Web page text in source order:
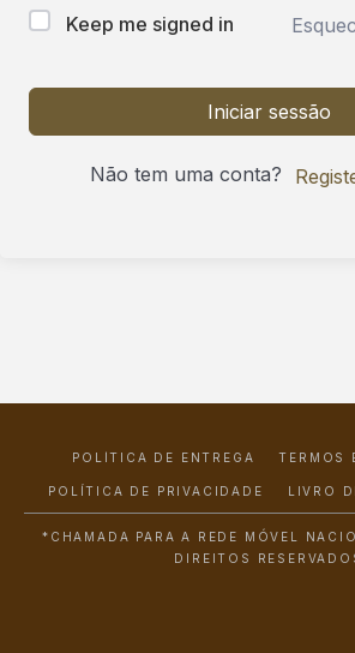
Keep me signed in
Iniciar sessão
Não tem uma conta?
POLÍTICA DE ENTREGA TERMOS
POLÍTICA DE PRIVACIDADE LIVRO
*CHAMADA PARA A REDE MÓVEL
DIREITOS